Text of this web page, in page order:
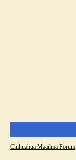
Chihuahua Maailma Forum